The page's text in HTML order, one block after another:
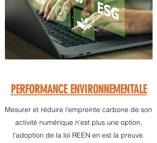
PERFORMANCE ENVIRONNEMENTALE
Mesurer et réduire l’empreinte carbone de son
activité numérique n’est plus une option,
l'adoption de la loi REEN en est la preuve.